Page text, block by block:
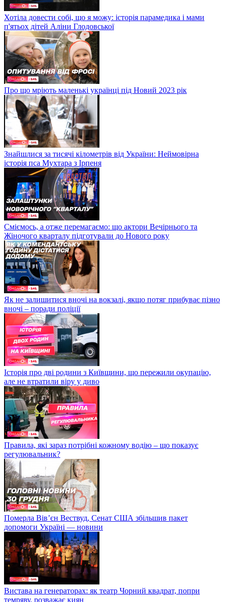
Хотіла довести собі, що я можу: історія парамедика і мами
п'ятьох дітей Аліни Глодовської
Про що мріють маленькі українці під Новий 2023 рік
Знайшлися за тисячі кілометрів від України: Неймовірна
історія пса Мухтара з Ірпеня
Сміємось, а отже перемагаємо: що актори Вечірнього та
Жіночого кварталу підготували до Нового року
Як не залишитися вночі на вокзалі, якщо потяг прибуває пізно
вночі – поради поліції
Історія про дві родини з Київщини, що пережили окупацію,
але не втратили віру у диво
Правила, які зараз потрібні кожному водію – що показує
регулювальник?
Померла Вівʼєн Вествуд, Сенат США збільшив пакет
допомоги Україні — новини
Вистава на генераторах: як театр Чорний квадрат, попри
темряву, розважає киян